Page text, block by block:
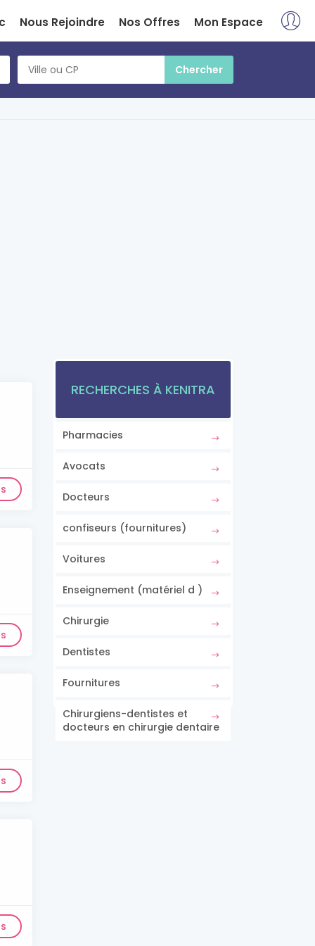
Nous Rejoindre Nos Offres Mon Espace
RECHERCHES À KENITRA
Pharmacies
Avocats
Docteurs
confiseurs (fournitures)
Voitures
Enseignement (matériel d )
Chirurgie
Dentistes
Fournitures
Chirurgiens-dentistes et
docteurs en chirurgie dentaire